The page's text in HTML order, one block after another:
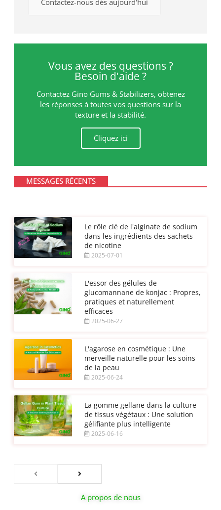
Vous avez des questions ?
Besoin d'aide ?
Contactez Gino Gums & Stabilizers, obtenez
les réponses à toutes vos questions sur la
texture et la stabilité.
Cliquez ici
MESSAGES RÉCENTS
Le rôle clé de l'alginate de sodium
dans les ingrédients des sachets
de nicotine
2025-07-01
L'essor des gélules de
glucomannane de konjac : Propres,
pratiques et naturellement
efficaces
2025-06-27
L'agarose en cosmétique : Une
merveille naturelle pour les soins
de la peau
2025-06-24
La gomme gellane dans la culture
de tissus végétaux : Une solution
gélifiante plus intelligente
2025-06-16
A propos de nous